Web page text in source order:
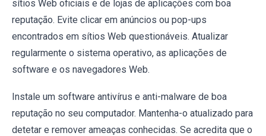
sítios Web oficiais e de lojas de aplicações com boa
reputação. Evite clicar em anúncios ou pop-ups
encontrados em sítios Web questionáveis. Atualizar
regularmente o sistema operativo, as aplicações de
software e os navegadores Web.
Instale um software antivírus e anti-malware de boa
reputação no seu computador. Mantenha-o atualizado para
detetar e remover ameaças conhecidas. Se acredita que o